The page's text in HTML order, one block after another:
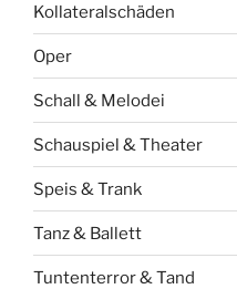
Kollateralschäden
Oper
Schall & Melodei
Schauspiel & Theater
Speis & Trank
Tanz & Ballett
Tuntenterror & Tand